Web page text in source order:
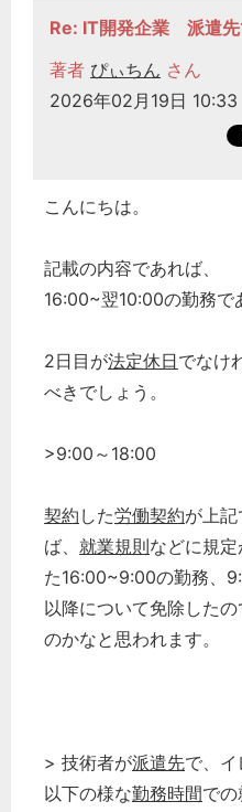
Re: IT開発企業 派遣先
著者 ぴぃちん さん
2026年02月19日 10:33
こんにちは。
記載の内容であれば、
16:00~翌10:00の勤務で
2日目が法定休日でなけ
べきでしょう。
>9:00～18:00
契約 した労働契約が上
ば、 就業規則などに規
た16:00~9:00の勤務、
以降について免除した
のかなと思われます。
> 技術者が派遣先で、イ
以下の様な勤務時間での